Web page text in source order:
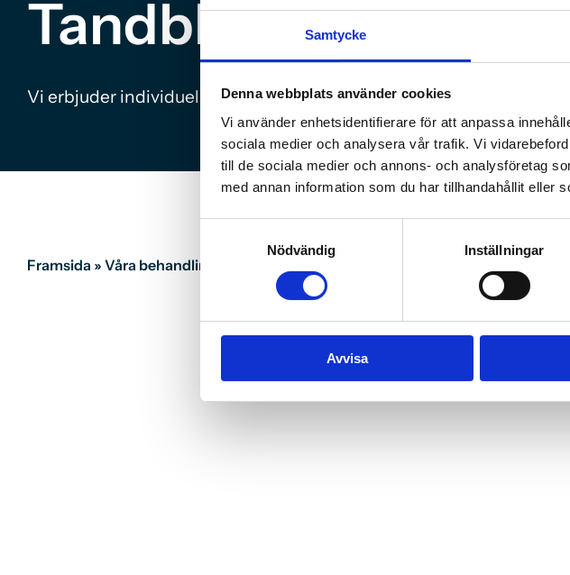
Samtycke
Denna webbplats använder cookies
Vi använder enhetsidentifierare för att anpassa
sociala medier och analysera vår trafik. Vi
till de sociala medier och annons- och analysföretag
med annan information som du har tillhandahållit eller
Nödvändig
Inställningar
Avvisa
Tandblekning
Vi erbjuder individuellt anpassad tandblekning med blekskenor för
Framsida » Våra behandlingar